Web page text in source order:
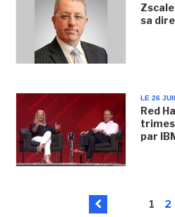
sa
LE 26
Red
par
1 2